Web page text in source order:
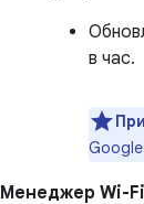
в час.
Менеджер Wi-Fi